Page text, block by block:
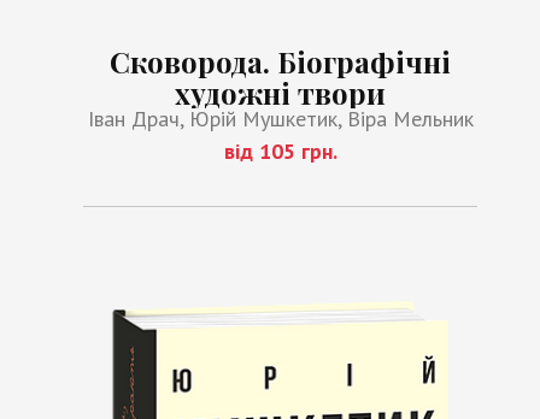
Сковорода. Біографічні
художні твори
Іван Драч, Юрій Мушкетик, Віра Мельник
від 105 грн.